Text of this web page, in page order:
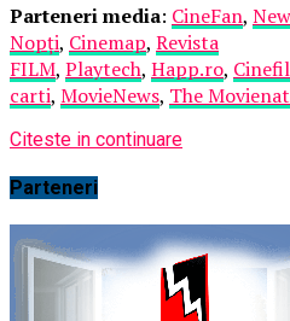
Parteneri media: CineFan,
Nopți, Cinemap, Revista
FILM, Playtech, Happ.ro,
carti, MovieNews, The
Citeste in continuare
Parteneri